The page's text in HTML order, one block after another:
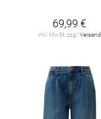
69,99 €
inkl. MwSt. zzgl.Versand